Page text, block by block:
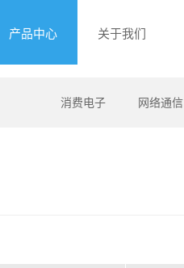
产品中心 关于我们
消费电子 网络通信